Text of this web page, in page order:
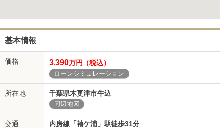
基本情報
価格 3,390万円（税込）
ローンシミュレーション
所在地 千葉県木更津市牛込
周辺地図
交通
内房線「袖ケ浦」駅徒歩31分